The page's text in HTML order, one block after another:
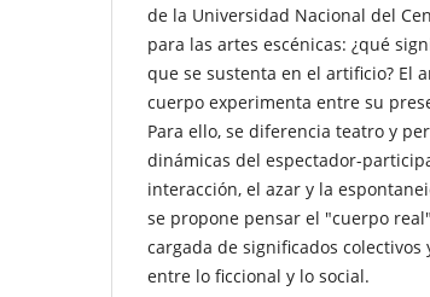
de la Universidad Nacional del
para las artes escénicas: ¿qué
que se sustenta en el artificio? El
cuerpo experimenta entre su
Para ello, se diferencia teatro y
dinámicas del espectador-
interacción, el azar y la
se propone pensar el "cuerpo
cargada de significados
entre lo ficcional y lo social.